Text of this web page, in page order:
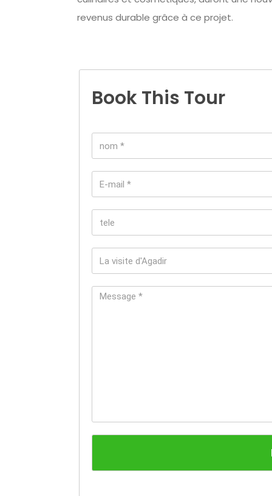
revenus durable grâce à ce projet.
Book This Tour